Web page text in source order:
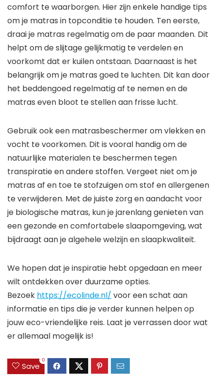
comfort te waarborgen. Hier zijn enkele handige tips
om je matras in topconditie te houden. Ten eerste,
draai je matras regelmatig om de paar maanden. Dit
helpt om de slijtage gelijkmatig te verdelen en
voorkomt dat er kuilen ontstaan. Daarnaast is het
belangrijk om je matras goed te luchten. Dit kan door
het beddengoed regelmatig af te nemen en de
matras even bloot te stellen aan frisse lucht.
Gebruik ook een matrasbeschermer om vlekken en
vocht te voorkomen. Dit is vooral handig om de
natuurlijke materialen te beschermen tegen
transpiratie en andere stoffen. Vergeet niet om je
matras af en toe te stofzuigen om stof en allergenen
te verwijderen. Met de juiste zorg en aandacht voor
je biologische matras, kun je jarenlang genieten van
een gezonde en comfortabele slaapomgeving, wat
bijdraagt aan je algehele welzijn en slaapkwaliteit.
We hopen dat je inspiratie hebt opgedaan en meer
wilt ontdekken over duurzame opties.
Bezoek https://ecolinde.nl/ voor een schat aan
informatie en tips die je verder kunnen helpen op
jouw eco-vriendelijke reis. Laat je verrassen door wat
er allemaal mogelijk is!
Save
0